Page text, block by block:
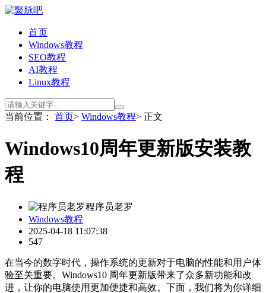
首页
Windows教程
SEO教程
AI教程
Linux教程
当前位置： 首页> Windows教程> 正文
Windows10周年更新版安装教
程
程序员老罗
Windows教程
2025-04-18 11:07:38
547
在当今的数字时代，操作系统的更新对于电脑的性能和用户体
验至关重要。Windows10 周年更新版带来了众多新功能和改
进，让你的电脑使用更加便捷和高效。下面，我们将为你详细